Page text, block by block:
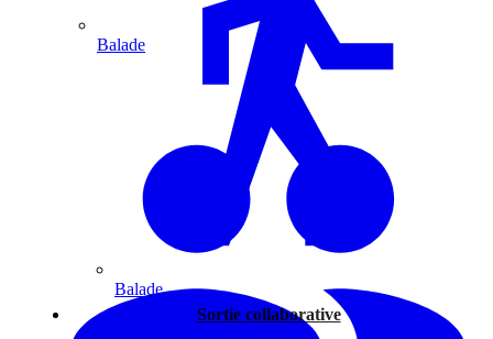
Balade
Sortie collaborative
Balade